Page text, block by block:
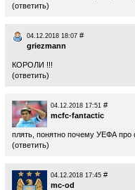
(ответить)
04.12.2018 18:07 #
griezmann
КОРОЛИ !!!
(ответить)
04.12.2018 17:51 #
mcfc-fantactic
плять, понятно почему УЕФА про
(ответить)
04.12.2018 17:45 #
mc-od